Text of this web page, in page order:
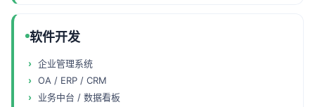
软件开发
企业管理系统
OA / ERP / CRM
业务中台 / 数据看板